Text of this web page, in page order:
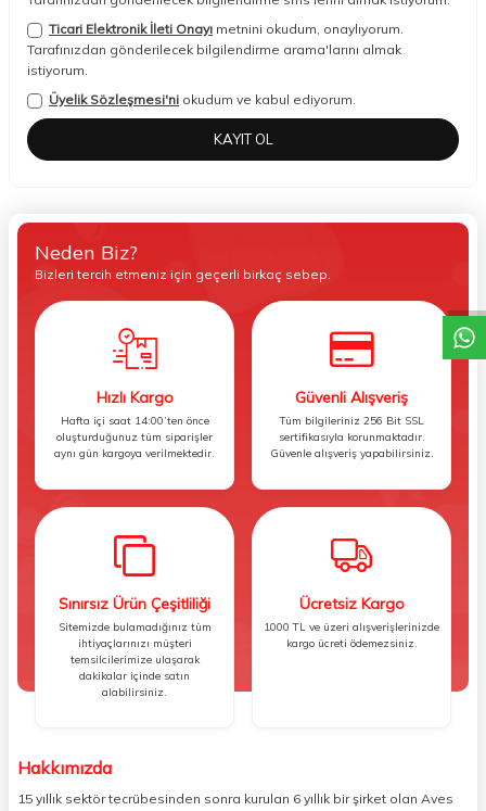
Ticari Elektronik İleti Onayı metnini okudum, onaylıyorum.
Tarafınızdan gönderilecek bilgilendirme arama'larını almak
istiyorum.
Üyelik Sözleşmesi'ni okudum ve kabul ediyorum.
KAYIT OL
Neden Biz?
Bizleri tercih etmeniz için geçerli birkaç sebep.
Hızlı Kargo
Hafta içi saat 14:00’ten önce
oluşturduğunuz tüm siparişler
aynı gün kargoya verilmektedir.
Güvenli Alışveriş
Tüm bilgileriniz 256 Bit SSL
sertifikasıyla korunmaktadır.
Güvenle alışveriş yapabilirsiniz.
Sınırsız Ürün Çeşitliliği
Sitemizde bulamadığınız tüm
ihtiyaçlarınızı müşteri
temsilcilerimize ulaşarak
dakikalar içinde satın
alabilirsiniz.
Ücretsiz Kargo
1000 TL ve üzeri alışverişlerinizde
kargo ücreti ödemezsiniz.
Hakkımızda
15 yıllık sektör tecrübesinden sonra kurulan 6 yıllık bir şirket olan Aves